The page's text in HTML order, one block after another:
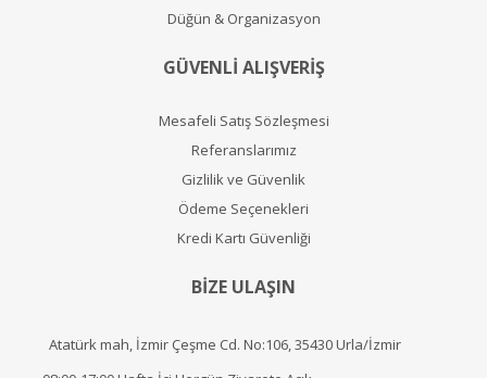
Düğün & Organizasyon
GÜVENLİ ALIŞVERİŞ
Mesafeli Satış Sözleşmesi
Referanslarımız
Gizlilik ve Güvenlik
Ödeme Seçenekleri
Kredi Kartı Güvenliği
BİZE ULAŞIN
Atatürk mah, İzmir Çeşme Cd. No:106, 35430 Urla/İzmir